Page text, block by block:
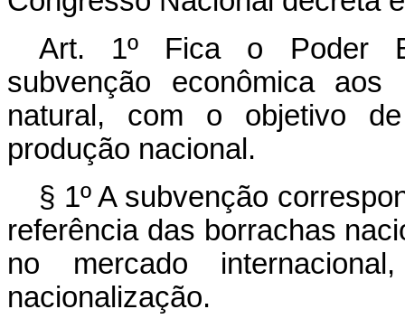
Art. 1º Fica o Poder
subvenção econômica aos
natural, com o objetivo
produção nacional.
§ 1º A subvenção
referência das borrachas
no mercado
nacionalização.